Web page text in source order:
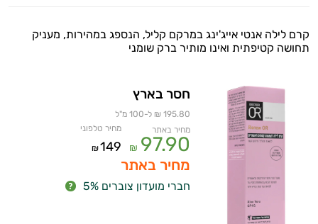
קרם לילה אנטי אייג'ינג במרקם קליל, הנספג במהירות, מעניק
תחושה קטיפתית ואינו מותיר ברק שומני
חסר בארץ
195.80 ₪ ל-100 מ"ל
מחיר באתר
97.90
₪
מחיר טלפוני
149
₪
מחיר באתר
חברי מועדון צוברים 5%